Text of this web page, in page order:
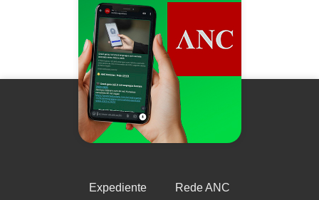
Expediente Rede ANC